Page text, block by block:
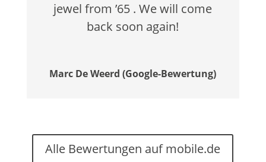
jewel from ’65 . We will come
back soon again!
Marc De Weerd (Google-Bewertung)
Alle Bewertungen auf mobile.de